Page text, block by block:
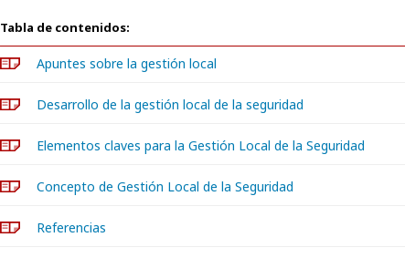
Tabla de contenidos:
Apuntes sobre la gestión local
Desarrollo de la gestión local de la seguridad
Elementos claves para la Gestión Local de la Seguridad
Concepto de Gestión Local de la Seguridad
Referencias